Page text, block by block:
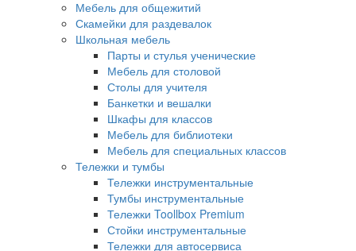
Мебель для общежитий
Скамейки для раздевалок
Школьная мебель
Парты и стулья ученические
Мебель для столовой
Столы для учителя
Банкетки и вешалки
Шкафы для классов
Мебель для библиотеки
Мебель для специальных классов
Тележки и тумбы
Тележки инструментальные
Тумбы инструментальные
Тележки Toollbox Premium
Стойки инструментальные
Тележки для автосервиса